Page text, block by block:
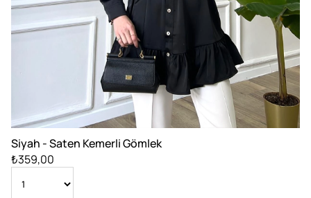
Siyah - Saten Kemerli Gömlek
₺359,00